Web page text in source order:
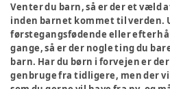
Venter du barn, så er der et væld
inden barnet kommet til verden.
førstegangsfødende eller
gange, så er der nogle ting du
barn. Har du børn i forvejen er
genbruge fra tidligere, men der